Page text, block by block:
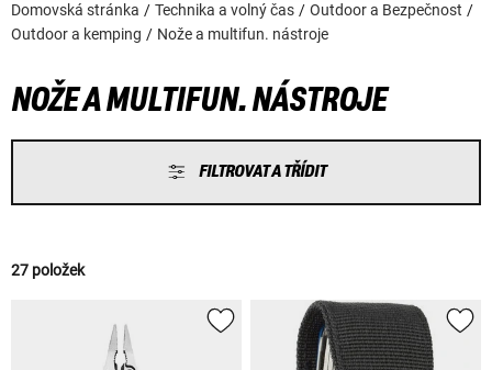
Domovská stránka Technika a volný čas
Outdoor a Bezpečnost
Outdoor a kemping
Nože a multifun. nástroje
NOŽE A MULTIFUN. NÁSTROJE
FILTROVAT A TŘÍDIT
27 položek